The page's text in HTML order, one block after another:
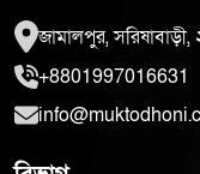
জামালপুর,
+8801997016631